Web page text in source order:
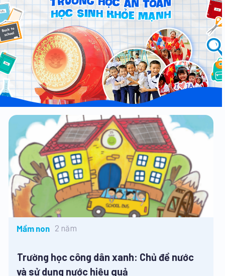
Mầm non 2 năm
Trường học công dân xanh: Chủ đề nước
và sử dụng nước hiệu quả